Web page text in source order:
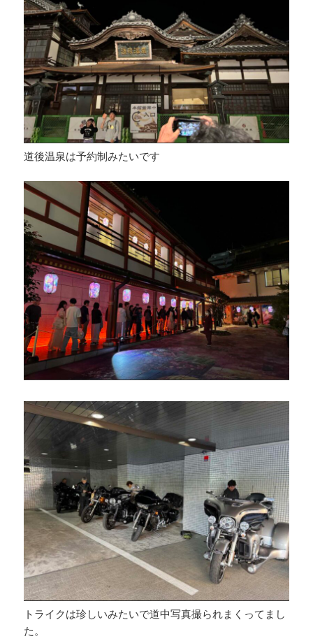
道後温泉は予約制みたいです
トライクは珍しいみたいで道中写真撮られまくってまし
た。